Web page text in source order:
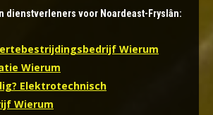
dienstverleners voor Noardeast-Fryslân:
Wierum
Wierum
Elektrotechnisch
Wierum